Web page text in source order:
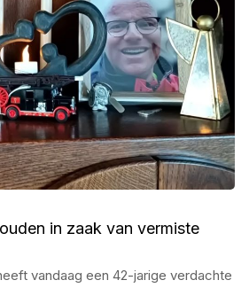
in zaak van vermiste
vandaag een 42-jarige verdachte